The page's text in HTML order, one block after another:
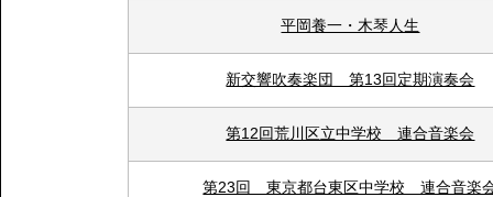
平岡養一・木琴人生
新交響吹奏楽団 第13回定期演奏会
第12回荒川区立中学校 連合音楽会
第23回 東京都台東区中学校 連合音楽